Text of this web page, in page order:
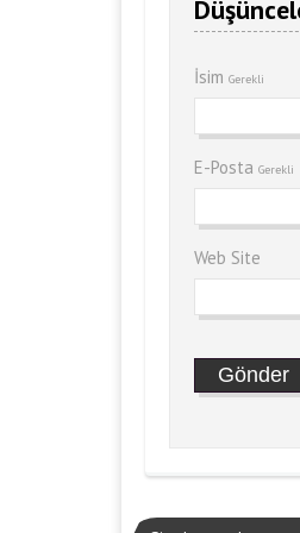
İsim Gerekli
E-Posta Gerekli
Web Site